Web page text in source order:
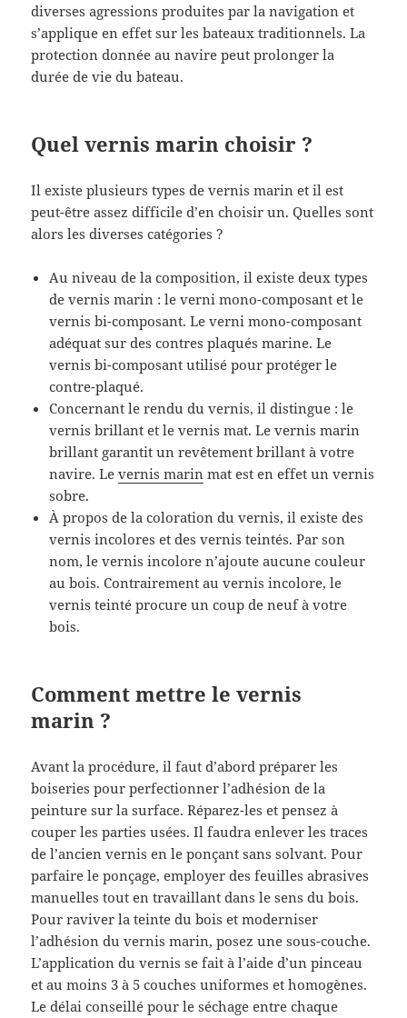
diverses agressions produites par la navigation et
s’applique en effet sur les bateaux traditionnels. La
protection donnée au navire peut prolonger la
durée de vie du bateau.
Quel vernis marin choisir ?
Il existe plusieurs types de vernis marin et il est
peut-être assez difficile d’en choisir un. Quelles sont
alors les diverses catégories ?
Au niveau de la composition, il existe deux types
de vernis marin : le verni mono-composant et le
vernis bi-composant. Le verni mono-composant
adéquat sur des contres plaqués marine. Le
vernis bi-composant utilisé pour protéger le
contre-plaqué.
Concernant le rendu du vernis, il distingue : le
vernis brillant et le vernis mat. Le vernis marin
brillant garantit un revêtement brillant à votre
navire. Levernis marin mat est en effet un vernis
sobre.
À propos de la coloration du vernis, il existe des
vernis incolores et des vernis teintés. Par son
nom, le vernis incolore n’ajoute aucune couleur
au bois. Contrairement au vernis incolore, le
vernis teinté procure un coup de neuf à votre
bois.
Comment mettre le vernis
marin ?
Avant la procédure, il faut d’abord préparer les
boiseries pour perfectionner l’adhésion de la
peinture sur la surface. Réparez-les et pensez à
couper les parties usées. Il faudra enlever les traces
de l’ancien vernis en le ponçant sans solvant. Pour
parfaire le ponçage, employer des feuilles abrasives
manuelles tout en travaillant dans le sens du bois.
Pour raviver la teinte du bois et moderniser
l’adhésion du vernis marin, posez une sous-couche.
L’application du vernis se fait à l’aide d’un pinceau
et au moins 3 à 5 couches uniformes et homogènes.
Le délai conseillé pour le séchage entre chaque